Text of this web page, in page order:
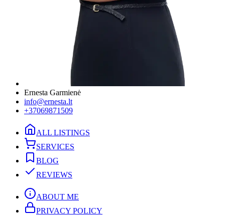
Ernesta Garmienė
info@ernesta.lt
+37069871509
ALL LISTINGS
SERVICES
BLOG
REVIEWS
ABOUT ME
PRIVACY POLICY